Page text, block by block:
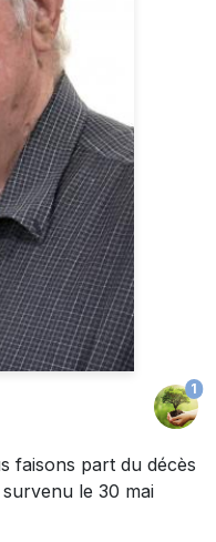
1
faisons part du décès
le 30 mai